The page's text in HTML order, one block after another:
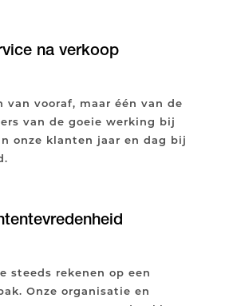
na verkoop
van vooraf, maar één van de
van de goeie werking bij
onze klanten jaar en dag bij
steeds rekenen op een
Onze organisatie en